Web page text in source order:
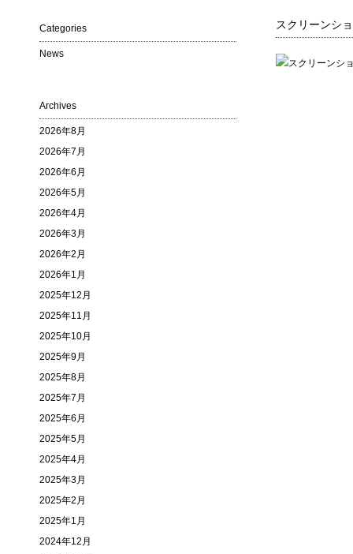
スクリーンシ
Categories
News
Archives
2026年8月
2026年7月
2026年6月
2026年5月
2026年4月
2026年3月
2026年2月
2026年1月
2025年12月
2025年11月
2025年10月
2025年9月
2025年8月
2025年7月
2025年6月
2025年5月
2025年4月
2025年3月
2025年2月
2025年1月
2024年12月